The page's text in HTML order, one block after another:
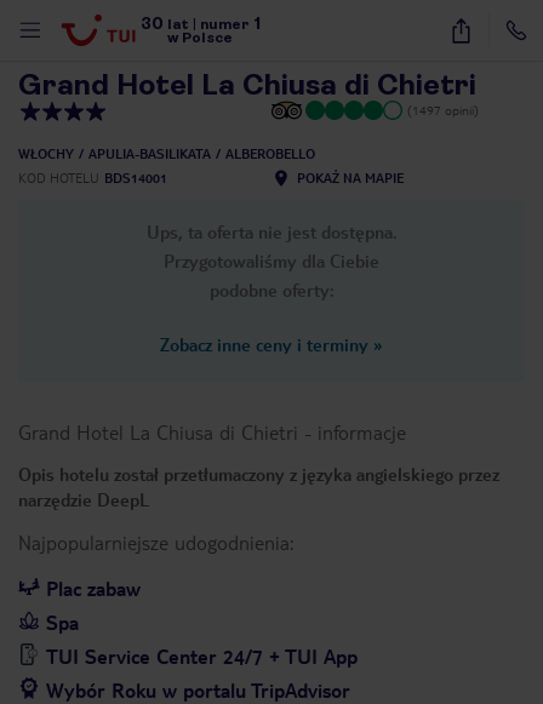
30 lat numer 1
w Polsce
8
Grand Hotel La Chiusa di Chietri
(1497 opinii)
WŁOCHY APULIA-BASILIKATA
ALBEROBELLO
KOD HOTELU BDS14001 POKAŻ NA MAPIE
Ups, ta oferta nie jest dostępna.
Przygotowaliśmy dla Ciebie
podobne oferty:
Zobacz inne ceny i terminy »
Grand Hotel La Chiusa di Chietri - informacje
Opis hotelu został przetłumaczony z języka angielskiego przez
narzędzie DeepL
Najpopularniejsze udogodnienia:
Plac zabaw
Spa
TUI Service Center 24/7 + TUI App
Wybór Roku w portalu TripAdvisor